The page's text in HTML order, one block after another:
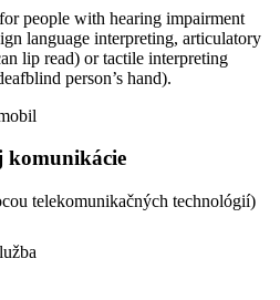
people with hearing impairment
language interpreting, articulatory
lip read) or tactile interpreting
person’s hand).
komunikácie
telekomunikačných technológií)